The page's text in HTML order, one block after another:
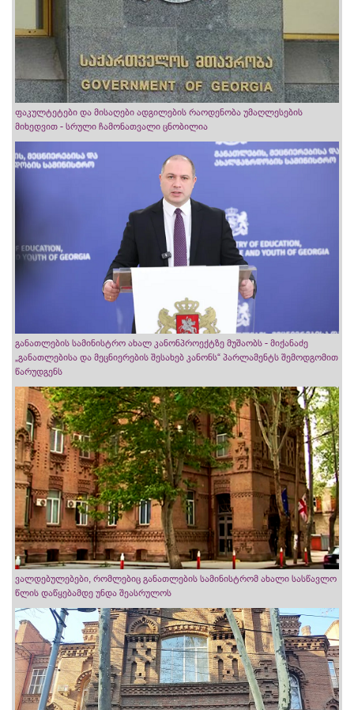
ფაკულტეტები და მისაღები ადგილების რაოდენობა უმაღლესების
მიხედვით - სრული ჩამონათვალი ცნობილია
განათლების სამინისტრო ახალ კანონპროექტზე მუშაობს - მიქანაძე
„განათლებისა და მეცნიერების შესახებ კანონს“ პარლამენტს შემოდგომით
წარუდგენს
ვალდებულებები, რომლებიც განათლების სამინისტრომ ახალი სასწავლო
წლის დაწყებამდე უნდა შეასრულოს